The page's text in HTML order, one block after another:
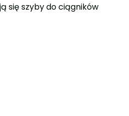
się szyby do ciągników